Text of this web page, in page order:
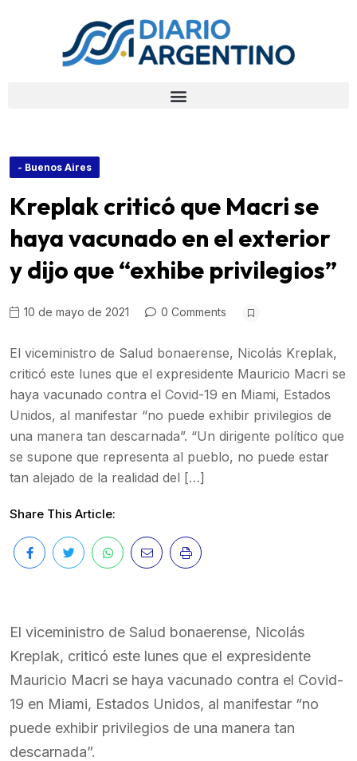
- Buenos Aires
Kreplak criticó que Macri se
haya vacunado en el exterior
y dijo que “exhibe privilegios”
10 de mayo de 2021 0 Comments
El viceministro de Salud bonaerense, Nicolás Kreplak,
criticó este lunes que el expresidente Mauricio Macri se
haya vacunado contra el Covid-19 en Miami, Estados
Unidos, al manifestar “no puede exhibir privilegios de
una manera tan descarnada”. “Un dirigente político que
se supone que representa al pueblo, no puede estar
tan alejado de la realidad del […]
Share This Article:
El viceministro de Salud bonaerense, Nicolás
Kreplak, criticó este lunes que el expresidente
Mauricio Macri se haya vacunado contra el Covid-
19 en Miami, Estados Unidos, al manifestar “no
puede exhibir privilegios de una manera tan
descarnada”.